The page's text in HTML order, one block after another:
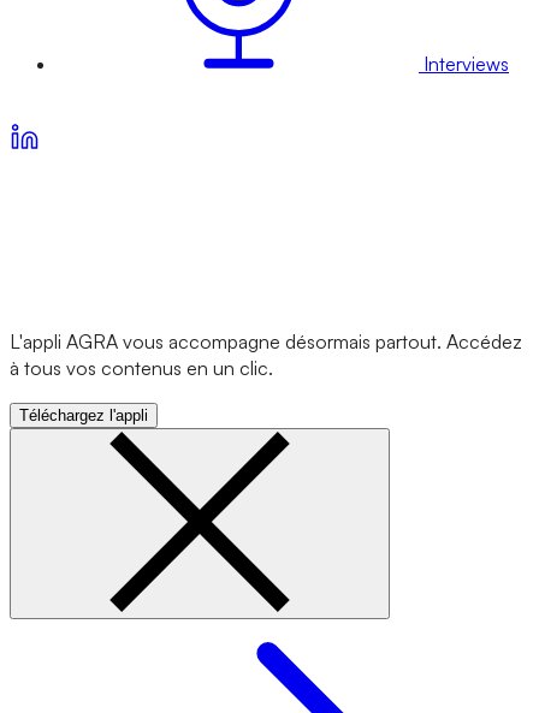
Interviews
L'appli AGRA vous accompagne désormais partout. Accédez
à tous vos contenus en un clic.
Téléchargez l'appli